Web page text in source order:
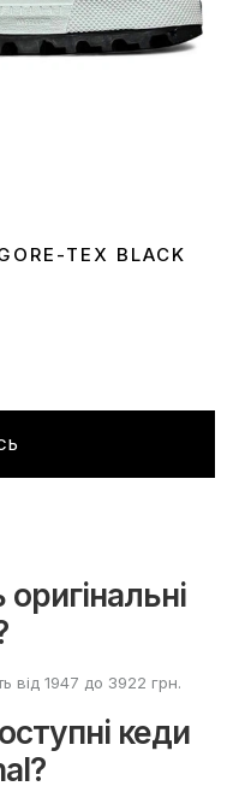
TEX BLACK
від 1947 до 3922 грн.
кеди